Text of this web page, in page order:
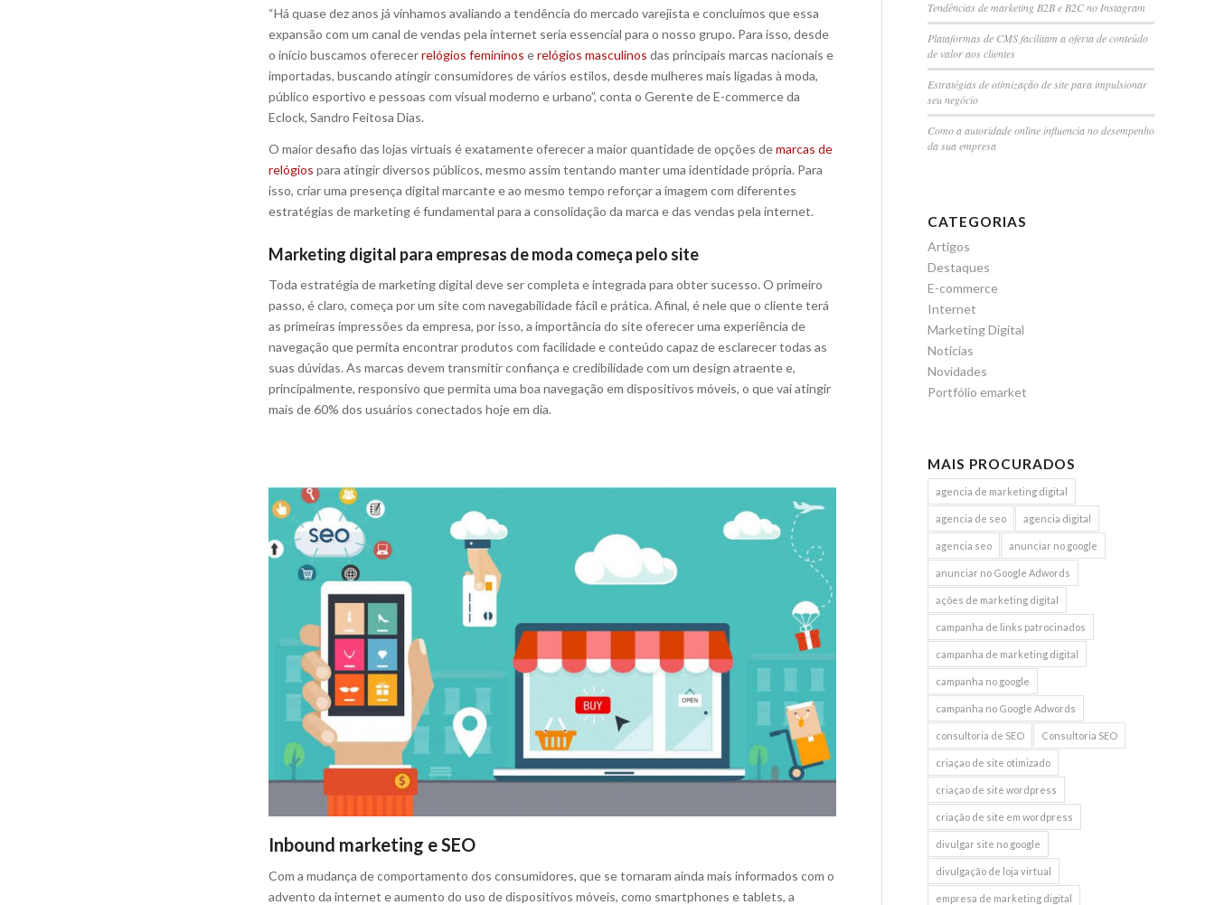
“Há quase dez anos já vínhamos avaliando a tendência do mercado varejista e concluímos que essa
expansão com um canal de vendas pela internet seria essencial para o nosso grupo. Para isso, desde
o início buscamos oferecerrelógios femininos erelógios masculinos das principais marcas nacionais e
importadas, buscando atingir consumidores de vários estilos, desde mulheres mais ligadas à moda,
público esportivo e pessoas com visual moderno e urbano”, conta o Gerente de E-commerce da
Eclock, Sandro Feitosa Dias.
O maior desafio das lojas virtuais é exatamente oferecer a maior quantidade de opções demarcas de
relógios para atingir diversos públicos, mesmo assim tentando manter uma identidade própria. Para
isso, criar uma presença digital marcante e ao mesmo tempo reforçar a imagem com diferentes
estratégias de marketing é fundamental para a consolidação da marca e das vendas pela internet.
Marketing digital para empresas de moda começa pelo site
Toda estratégia de marketing digital deve ser completa e integrada para obter sucesso. O primeiro
passo, é claro, começa por um site com navegabilidade fácil e prática. Afinal, é nele que o cliente terá
as primeiras impressões da empresa, por isso, a importância do site oferecer uma experiência de
navegação que permita encontrar produtos com facilidade e conteúdo capaz de esclarecer todas as
suas dúvidas. As marcas devem transmitir confiança e credibilidade com um design atraente e,
principalmente, responsivo que permita uma boa navegação em dispositivos móveis, o que vai atingir
mais de 60% dos usuários conectados hoje em dia.
Inbound marketing e SEO
Com a mudança de comportamento dos consumidores, que se tornaram ainda mais informados com o
advento da internet e aumento do uso de dispositivos móveis, como smartphones e tablets, a
Tendências de marketing B2B e B2C no Instagram
Plataformas de CMS facilitam a oferta de conteúdo
de valor aos clientes
Estratégias de otimização de site para impulsionar
seu negócio
Como a autoridade online influencia no desempenho
da sua empresa
CATEGORIAS
Artigos
Destaques
E-commerce
Internet
Marketing Digital
Notícias
Novidades
Portfólio emarket
MAIS PROCURADOS
agencia de marketing digital
agencia de seo agencia digital
agencia seo anunciar no google
anunciar no Google Adwords
ações de marketing digital
campanha de links patrocinados
campanha de marketing digital
campanha no google
campanha no Google Adwords
consultoria de SEO Consultoria SEO
criaçao de site otimizado
criaçao de site wordpress
criação de site em wordpress
divulgar site no google
divulgação de loja virtual
empresa de marketing digital